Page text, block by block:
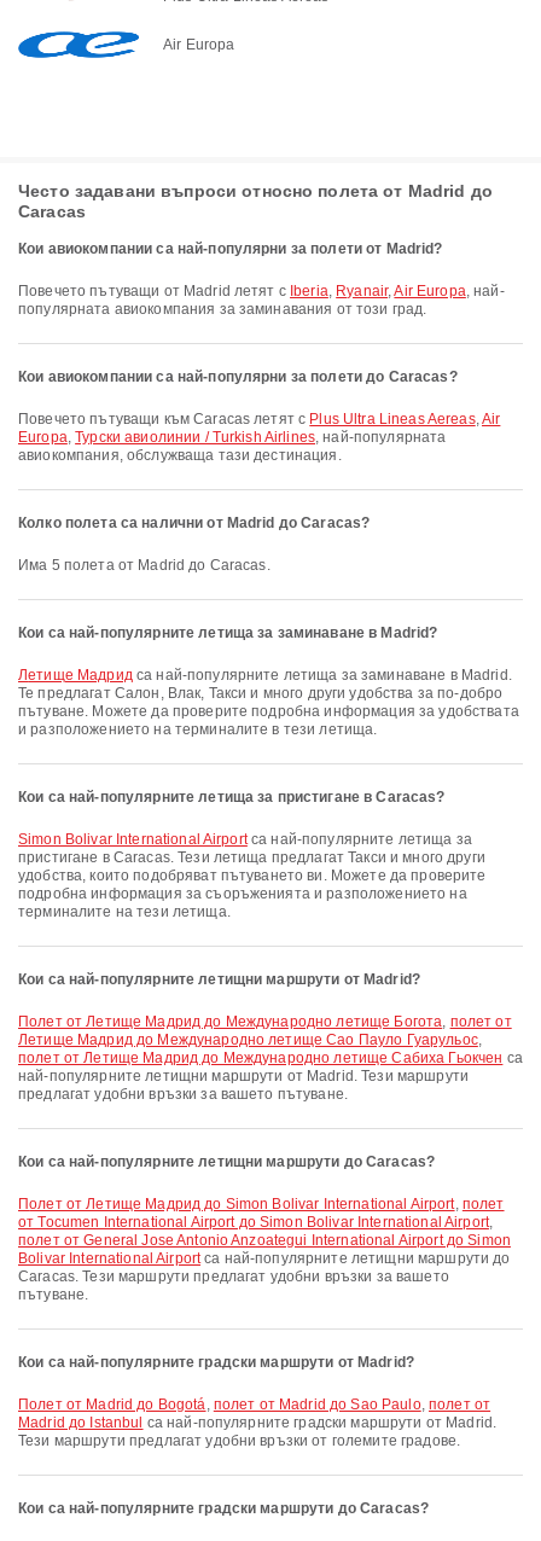
Air Europa
Често задавани въпроси относно полета от Madrid до
Caracas
Кои авиокомпании са най-популярни за полети от Madrid?
Повечето пътуващи от Madrid летят с Iberia, Ryanair,Air Europa, най-
популярната авиокомпания за заминавания от този град.
Кои авиокомпании са най-популярни за полети до Caracas?
Повечето пътуващи към Caracas летят с Plus Ultra Lineas Aereas,Air
Europa,Турски авиолинии / Turkish Airlines, най-популярната
авиокомпания, обслужваща тази дестинация.
Колко полета са налични от Madrid до Caracas?
Има 5 полета от Madrid до Caracas.
Кои са най-популярните летища за заминаване в Madrid?
Летище Мадридса най-популярните летища за заминаване в Madrid.
Те предлагат Салон, Влак, Такси и много други удобства за по-добро
пътуване. Можете да проверите подробна информация за удобствата
и разположението на терминалите в тези летища.
Кои са най-популярните летища за пристигане в Caracas?
Simon Bolivar International Airportса най-популярните летища за
пристигане в Caracas. Тези летища предлагат Такси и много други
удобства, които подобряват пътуването ви. Можете да проверите
подробна информация за съоръженията и разположението на
терминалите на тези летища.
Кои са най-популярните летищни маршрути от Madrid?
полет от Летище Мадрид до Международно летище Богота, полет от
Летище Мадрид до Международно летище Сао Пауло Гуарульос,
полет от Летище Мадрид до Международно летище Сабиха Гьокчен са
най-популярните летищни маршрути от Madrid. Тези маршрути
предлагат удобни връзки за вашето пътуване.
Кои са най-популярните летищни маршрути до Caracas?
полет от Летище Мадрид до Simon Bolivar International Airport, полет
от Tocumen International Airport до Simon Bolivar International Airport,
полет от General Jose Antonio Anzoategui International Airport до Simon
Bolivar International Airportса най-популярните летищни маршрути до
Caracas. Тези маршрути предлагат удобни връзки за вашето
пътуване.
Кои са най-популярните градски маршрути от Madrid?
полет от Madrid до Bogotá, полет от Madrid до Sao Paulo, полет от
Madrid до Istanbul са най-популярните градски маршрути от Madrid.
Тези маршрути предлагат удобни връзки от големите градове.
Кои са най-популярните градски маршрути до Caracas?